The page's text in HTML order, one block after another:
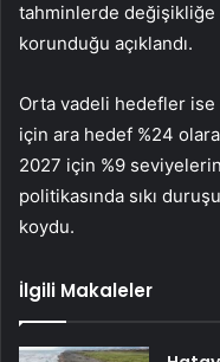
tahminlerde değişikliğe
korunduğu açıklandı.
Orta vadeli hedefler ise
için ara hedef %24
2027 için %9
politikasında sıkı
koydu.
İlgili Makaleler